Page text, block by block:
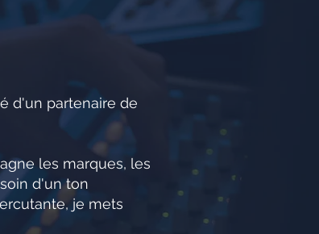
d'un partenaire de
les marques, les
d'un ton
je mets